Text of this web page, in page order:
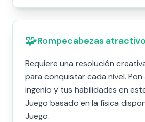
🧩Rompecabezas
Requiere una resolución
para conquistar cada nivel.
ingenio y tus habilidades en
Juego basado en la física
Juego.